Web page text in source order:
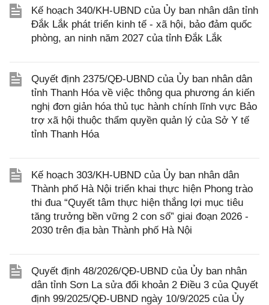
Kế hoạch 340/KH-UBND của Ủy ban nhân dân tỉnh
Đắk Lắk phát triển kinh tế - xã hội, bảo đảm quốc
phòng, an ninh năm 2027 của tỉnh Đắk Lắk
Quyết định 2375/QĐ-UBND của Ủy ban nhân dân
tỉnh Thanh Hóa về việc thông qua phương án kiến
nghị đơn giản hóa thủ tục hành chính lĩnh vực Bảo
trợ xã hội thuộc thẩm quyền quản lý của Sở Y tế
tỉnh Thanh Hóa
Kế hoạch 303/KH-UBND của Ủy ban nhân dân
Thành phố Hà Nội triển khai thực hiện Phong trào
thi đua “Quyết tâm thực hiện thắng lợi mục tiêu
tăng trưởng bền vững 2 con số” giai đoạn 2026 -
2030 trên địa bàn Thành phố Hà Nội
Quyết định 48/2026/QĐ-UBND của Ủy ban nhân
dân tỉnh Sơn La sửa đổi khoản 2 Điều 3 của Quyết
định 99/2025/QĐ-UBND ngày 10/9/2025 của Ủy